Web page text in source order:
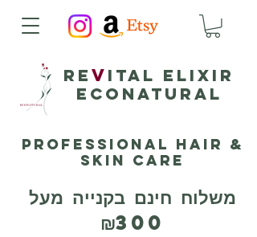
Re v ital elixir
ECONATURAL
Professional Hair &
Skin Care
משלוח חינם בקנייה מעל
₪300